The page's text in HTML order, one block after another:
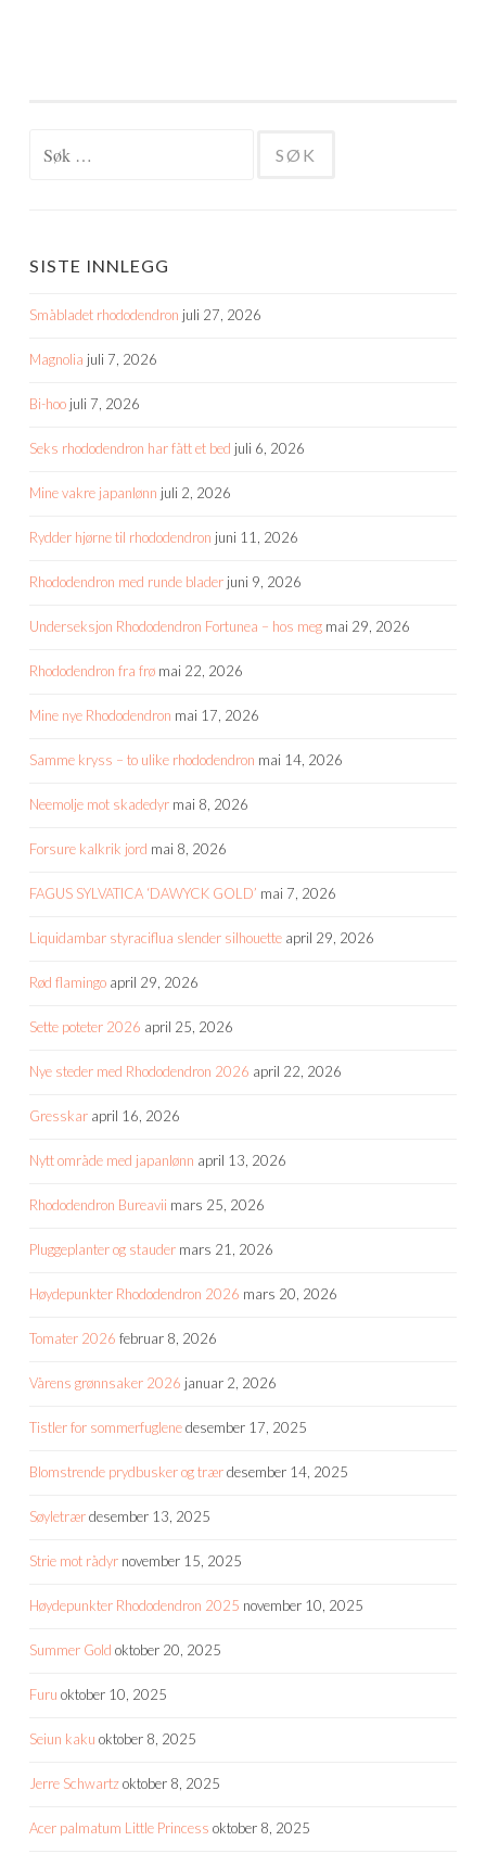
SISTE INNLEGG
Småbladet rhododendron juli 27, 2026
Magnolia juli 7, 2026
Bi-hoo juli 7, 2026
Seks rhododendron har fått et bed juli 6, 2026
Mine vakre japanlønn juli 2, 2026
Rydder hjørne til rhododendron juni 11, 2026
Rhododendron med runde blader juni 9, 2026
Underseksjon Rhododendron Fortunea – hos meg mai 29, 2026
Rhododendron fra frø mai 22, 2026
Mine nye Rhododendron mai 17, 2026
Samme kryss – to ulike rhododendron mai 14, 2026
Neemolje mot skadedyr mai 8, 2026
Forsure kalkrik jord mai 8, 2026
FAGUS SYLVATICA ‘DAWYCK GOLD’ mai 7, 2026
Liquidambar styraciflua slender silhouette april 29, 2026
Rød flamingo april 29, 2026
Sette poteter 2026 april 25, 2026
Nye steder med Rhododendron 2026 april 22, 2026
Gresskar april 16, 2026
Nytt område med japanlønn april 13, 2026
Rhododendron Bureavii mars 25, 2026
Pluggeplanter og stauder mars 21, 2026
Høydepunkter Rhododendron 2026 mars 20, 2026
Tomater 2026 februar 8, 2026
Vårens grønnsaker 2026 januar 2, 2026
Tistler for sommerfuglenedesember 17, 2025
Blomstrende prydbusker og trærdesember 14, 2025
Søyletrærdesember 13, 2025
Strie mot rådyr november 15, 2025
Høydepunkter Rhododendron 2025 november 10, 2025
Summer Gold oktober 20, 2025
Furu oktober 10, 2025
Seiun kaku oktober 8, 2025
Jerre Schwartzoktober 8, 2025
Acer palmatum Little Princess oktober 8, 2025